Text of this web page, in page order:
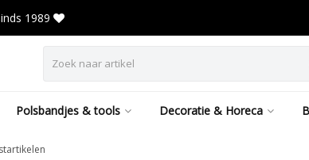
1989
Polsbandjes & tools Decoratie & Horeca